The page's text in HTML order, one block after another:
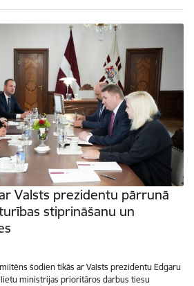
Valsts prezidentu pārrunā
stiprināšanu un
šodien tikās ar Valsts prezidentu Edgaru
ministrijas prioritāros darbus tiesu